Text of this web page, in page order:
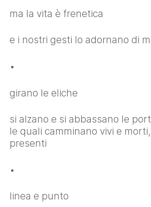
ma la vita è frenetica
e i nostri gesti lo adornano di
•
girano le eliche
si alzano e si abbassano le
le quali camminano vivi e
presenti
•
linea e punto